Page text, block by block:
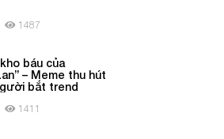
1487
báu của
– Meme thu hút
bắt trend
1411